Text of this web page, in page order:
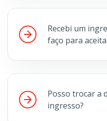
Recebi um
faço para
Posso trocar a
ingresso?